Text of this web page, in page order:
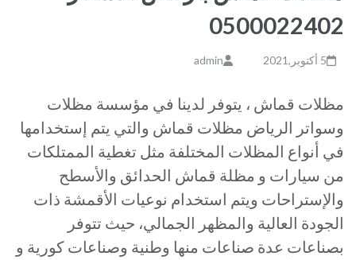
0500022402
5 أكتوبر,2021 admin
مظلات قماش ، يتوفر لدينا في مؤسسة مظلات
وسواتر الرياض مظلات قماش والتي يتم إستخدامها
في أنواع المظلات المختلفة مثل تغطية الممتلكات
من سيارات و مظلة قماش الحدائق والأسطح
والإستراحات ويتم استخدام نوعيات الأقمشة ذات
الجودة العالية والمظهر الجمالي، حيث تتوفر
بصناعات عدة صناعات منها وطنية وصناعات كورية و